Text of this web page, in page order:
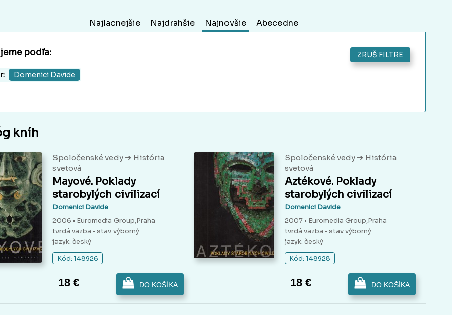
Najlacnejšie Najdrahšie Najnovšie Abecedne
podľa: ZRUŠ FILTRE
Domenici Davide
kníh
Spoločenské vedy ➔ História
svetová
Mayové. Poklady
starobylých civilizací
Domenici Davide
2006 • Euromedia Group,Praha
tvrdá väzba • stav výborný
jazyk: český
Kód: 148926
18 € DO KOŠÍKA
Spoločenské vedy ➔ História
svetová
Aztékové. Poklady
starobylých civilizací
Domenici Davide
2007 • Euromedia Group,Praha
tvrdá väzba • stav výborný
jazyk: český
Kód: 148928
18 € DO KOŠÍKA